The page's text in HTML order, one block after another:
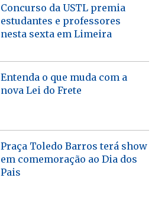
Concurso da USTL premia
estudantes e professores
nesta sexta em Limeira
Entenda o que muda com a
nova Lei do Frete
Praça Toledo Barros terá show
em comemoração ao Dia dos
Pais